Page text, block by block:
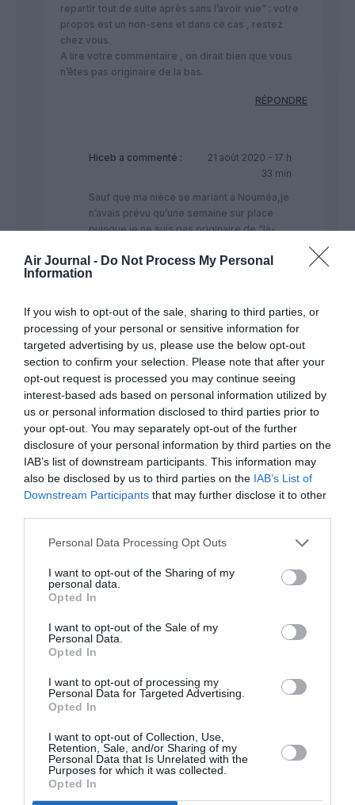
Air Journal - Do Not Process My Personal
Information
If you wish to opt-out of the sale, sharing to third parties, or
processing of your personal or sensitive information for
targeted advertising by us, please use the below opt-out
section to confirm your selection. Please note that after your
opt-out request is processed you may continue seeing
interest-based ads based on personal information utilized by
us or personal information disclosed to third parties prior to
your opt-out. You may separately opt-out of the further
disclosure of your personal information by third parties on the
IAB’s list of downstream participants. This information may
also be disclosed by us to third parties on the IAB’s List of
Downstream Participants that may further disclose it to other
Personal Data Processing Opt Outs
I want to opt-out of the Sharing of my
personal data.
Opted In
I want to opt-out of the Sale of my
Personal Data.
Opted In
I want to opt-out of processing my
Personal Data for Targeted Advertising.
Opted In
I want to opt-out of Collection, Use,
Retention, Sale, and/or Sharing of my
Personal Data that Is Unrelated with the
Purposes for which it was collected.
Opted In
repartir tout de suite après sans l’avoir vue” : votre
propos est un non-sens et dans ce cas , restez
chez vous.
A lire votre commentaire , on dirait bien que vous
n’êtes pas originaire de la bas.
RÉPONDRE
Hiceb a commenté :
21 août 2020 - 17 h
33 min
Sauf que ma nièce se mariant à Nouméa,je
n’avais prévu qu’une semaine sur place
puisque je ne suis pas originaire de “là-
moins cher…!!!Sauf que la NZ est fermée
encore plus!!
RÉPONDRE
Free Spirita
commenté :
22 août 2020 -
14 h 06 min
@HICEB je vous cite aussi
“Evidemment,une quatorzaine
obligatoire pour venir voir sa
famille,et repartir tout de suite
après l’avoir vue” je rejoins les
propos de “FLYDREAMER” LE
CORONAVIRUS CA VOUS
Précision importante qui n’est pas dite dans l’article : seuls
sont autorisées à se déplacer les personnes ayant des
mortels qui va passer ses vacances en NC, d’autant que les
rares vols spéciaux/de rapatriement sont pleins jusqu’en
décembre (voir articles LNC / NC1ere).
Certains calédoniens sont coincés en Métropole depuis mars